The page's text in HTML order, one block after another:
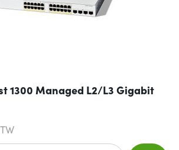
1300 Managed L2/L3 Gigabit